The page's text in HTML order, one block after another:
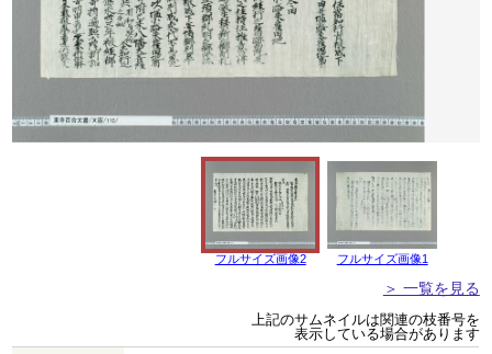
フルサイズ画像2 フルサイズ画像1
＞ 一覧を見る
上記のサムネイルは関連の枝番号を
表示している場合があります